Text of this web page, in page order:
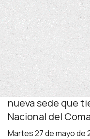
Récord de
carreras
en Chos
Más de 500
comenzar sus
nueva sede que
Nacional del
martes 27 de mayo de